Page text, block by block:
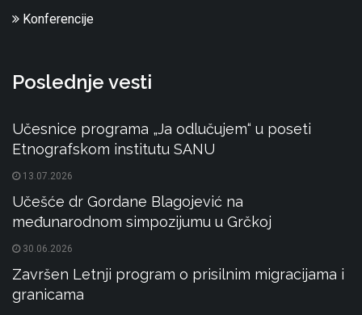
Konferencije
Poslednje vesti
Učesnice programa „Ja odlučujem“ u poseti
Etnografskom institutu SANU
13.07.2026
Učešće dr Gordane Blagojević na
međunarodnom simpozijumu u Grčkoj
30.06.2026
Završen Letnji program o prisilnim migracijama i
granicama